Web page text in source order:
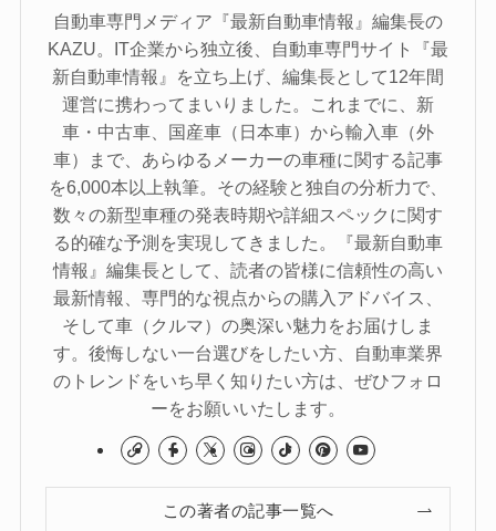
自動車専門メディア『最新自動車情報』編集長の
KAZU。IT企業から独立後、自動車専門サイト『最
新自動車情報』を立ち上げ、編集長として12年間
運営に携わってまいりました。これまでに、新
車・中古車、国産車（日本車）から輸入車（外
車）まで、あらゆるメーカーの車種に関する記事
を6,000本以上執筆。その経験と独自の分析力で、
数々の新型車種の発表時期や詳細スペックに関す
る的確な予測を実現してきました。『最新自動車
情報』編集長として、読者の皆様に信頼性の高い
最新情報、専門的な視点からの購入アドバイス、
そして車（クルマ）の奥深い魅力をお届けしま
す。後悔しない一台選びをしたい方、自動車業界
のトレンドをいち早く知りたい方は、ぜひフォロ
ーをお願いいたします。
この著者の記事一覧へ